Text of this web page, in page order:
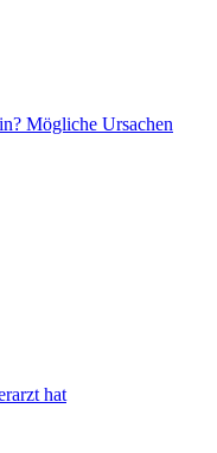
Mögliche Ursachen
hat